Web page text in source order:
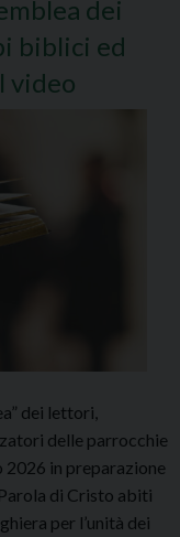
dei
biblici ed
video
dei lettori,
delle parrocchie
2026 in preparazione
di Cristo abiti
per l’unità dei